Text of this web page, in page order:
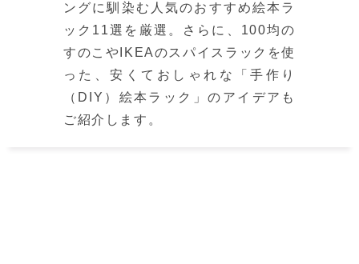
ングに馴染む人気のおすすめ絵本ラ
ック11選を厳選。さらに、100均の
すのこやIKEAのスパイスラックを使
った、安くておしゃれな「手作り
（DIY）絵本ラック」のアイデアも
ご紹介します。